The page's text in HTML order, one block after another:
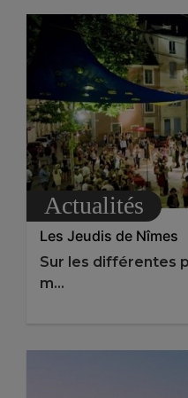
Actualités
Les Jeudis de Nîmes
Sur les différentes
m...